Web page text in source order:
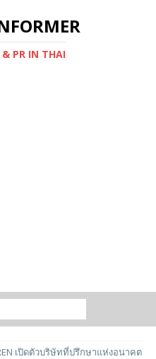
PR IN THAI
เปิดตัวบริษัทที่ปรึกษาแห่งอนาคต